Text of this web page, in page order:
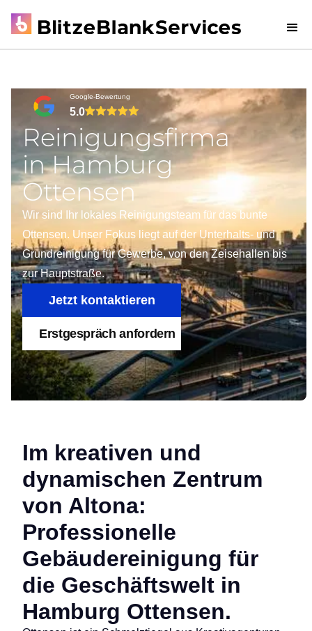
Google-Bewertung
5.0
Reinigungsfirma
in Hamburg
Ottensen
Wir sind Ihr lokales Reinigungsteam für das bunte
Ottensen. Unser Fokus liegt auf der Unterhalts- und
Grundreinigung für Gewerbe, von den Zeisehallen bis
zur Hauptstraße.
Jetzt kontaktieren
Erstgespräch anfordern
Im kreativen und
dynamischen Zentrum
von Altona:
Professionelle
Gebäudereinigung für
die Geschäftswelt in
Hamburg Ottensen.